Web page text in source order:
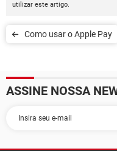
utilizar este artigo.
Como usar o Apple Pay
ASSINE NOSSA